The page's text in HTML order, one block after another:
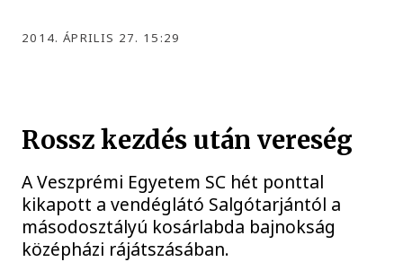
2014. ÁPRILIS 27. 15:29
Rossz kezdés után vereség
A Veszprémi Egyetem SC hét ponttal
kikapott a vendéglátó Salgótarjántól a
másodosztályú kosárlabda bajnokság
középházi rájátszásában.